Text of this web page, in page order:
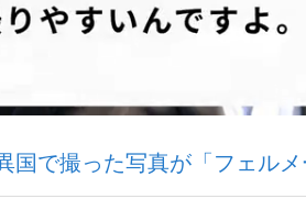
本田圭佑が初めて明かした日本代表監督
国で撮った写真が「フェル